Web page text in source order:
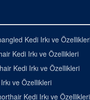
Kedi Irkı ve
Kedi Irkı ve Özellikleri
Kedi Irkı ve Özellikleri
ve Özellikleri
Kedi Irkı ve Özellikleri